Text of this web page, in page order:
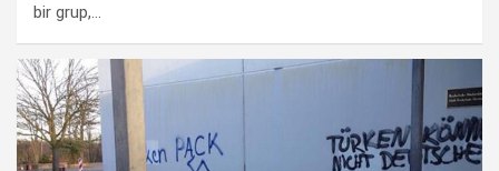
bir grup,…